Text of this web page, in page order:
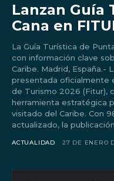
Lanzan Guía
Cana en
La Guía Turística de
con información clave
Caribe. Madrid, España.- La Guía Turística de Punta Cana fue
presentada oficialmente
de Turismo 2026 (Fitur),
herramienta estratégica
visitado del Caribe. Con
actualizado, la
ACTUALIDAD 27 DE ENERO